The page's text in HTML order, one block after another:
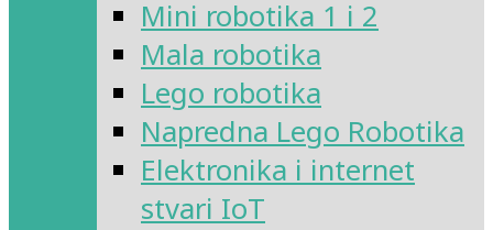
Mini robotika 1 i 2
Mala robotika
Lego robotika
Napredna Lego Robotika
Elektronika i internet
stvari IoT